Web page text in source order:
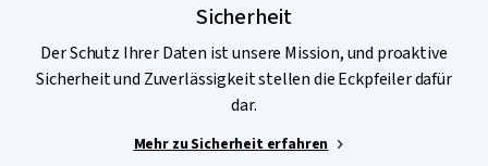
Sicherheit
Der Schutz Ihrer Daten ist unsere Mission, und proaktive
Sicherheit und Zuverlässigkeit stellen die Eckpfeiler dafür
dar.
Mehr zu Sicherheit erfahren